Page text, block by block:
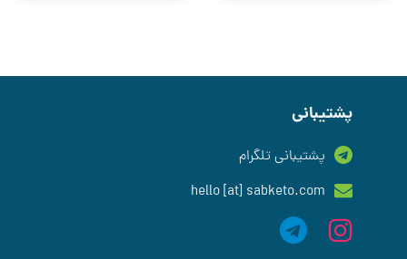
پشتیبانی
پشتیبانی تلگرام
hello [at] sabketo.com